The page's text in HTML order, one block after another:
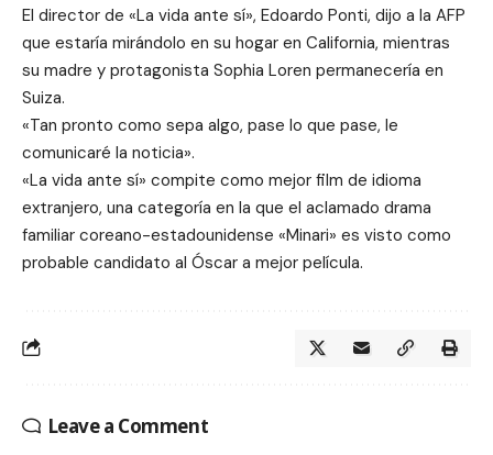
El director de «La vida ante sí», Edoardo Ponti, dijo a la AFP
que estaría mirándolo en su hogar en California, mientras
su madre y protagonista Sophia Loren permanecería en
Suiza.
«Tan pronto como sepa algo, pase lo que pase, le
comunicaré la noticia».
«La vida ante sí» compite como mejor film de idioma
extranjero, una categoría en la que el aclamado drama
familiar coreano-estadounidense «Minari» es visto como
probable candidato al Óscar a mejor película.
Leave a Comment